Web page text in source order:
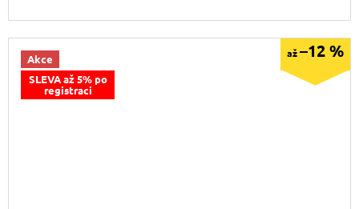
Akce
SLEVA až 5% po
registraci
až–12 %